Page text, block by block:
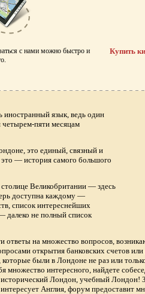
с нами можно быстро и
Купить
язык, ведь один
четырем-пяти месяцам
это единый, связный и
это — история самого большого
Великобритании — здесь
доступна каждому —
список интереснейших
далеко не полный список
на множество вопросов,
открытия банковских счетов
были в Лондоне не раз или
интересного, найдете
Лондон, учебный
Англия, форум предоставит